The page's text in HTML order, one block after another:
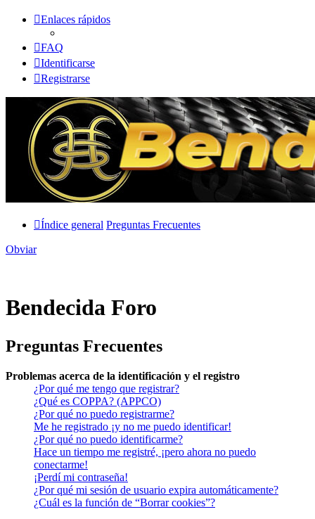
Enlaces rápidos
FAQ
Identificarse
Registrarse
Índice general Preguntas Frecuentes
Obviar
Bendecida Foro
Preguntas Frecuentes
Problemas acerca de la identificación y el registro
¿Por qué me tengo que registrar?
¿Qué es COPPA? (APPCO)
¿Por qué no puedo registrarme?
Me he registrado ¡y no me puedo identificar!
¿Por qué no puedo identificarme?
Hace un tiempo me registré, ¡pero ahora no puedo
conectarme!
¡Perdí mi contraseña!
¿Por qué mi sesión de usuario expira automáticamente?
¿Cuál es la función de “Borrar cookies”?